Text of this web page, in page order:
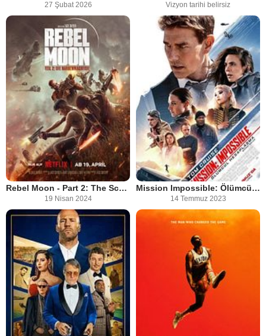
27 Şubat 2026 Vizyon tarihi belirsiz
Rebel Moon - Part 2: The Scargiver
19 Nisan 2024
Mission Impossible: Ölümcül Hesaplaşma Birinci Bölüm
14 Temmuz 2023